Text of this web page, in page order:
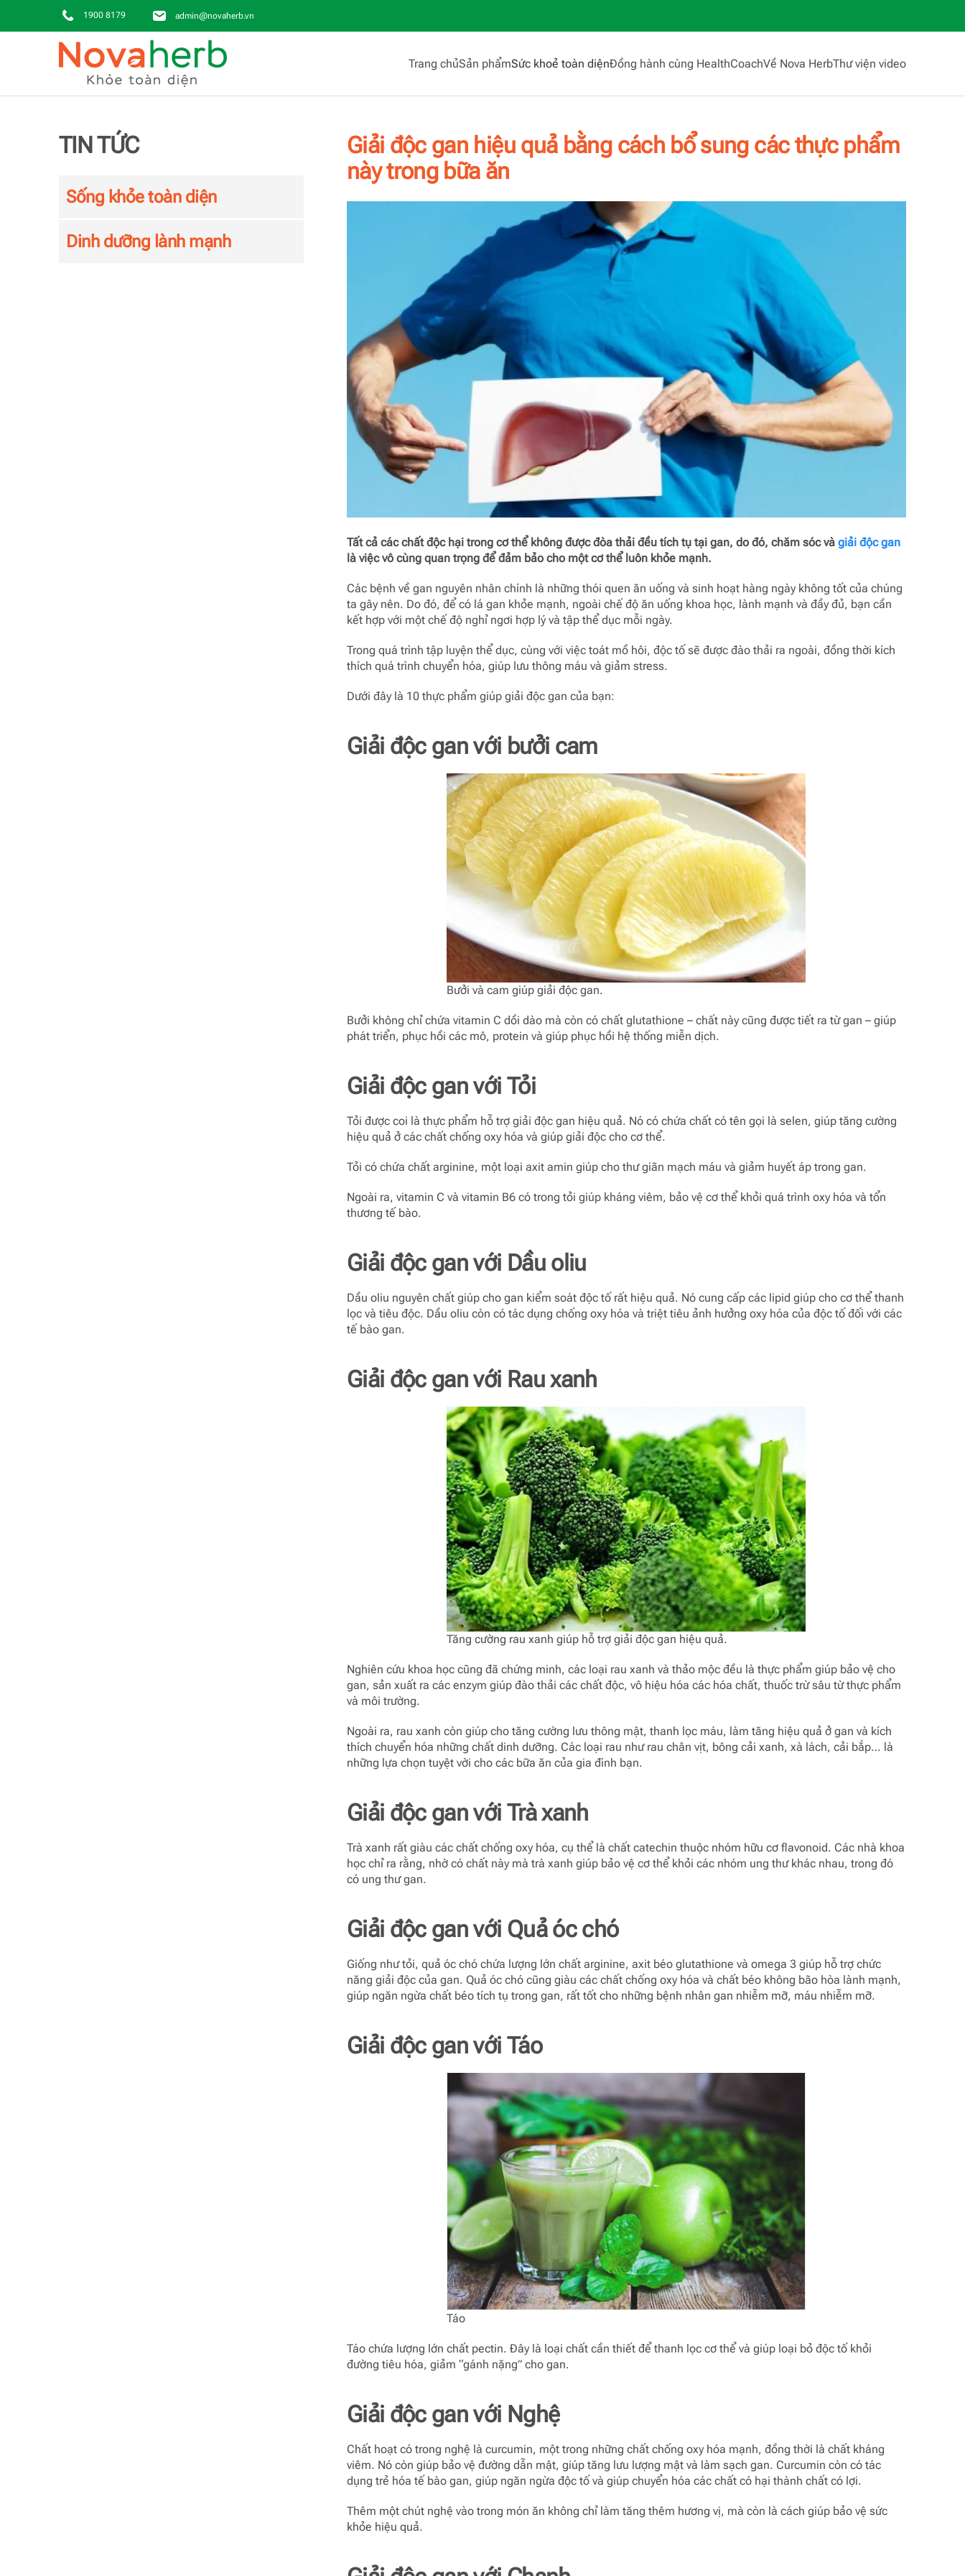
Skip to main content
1900 8179 admin@novaherb.vn
Trang chủSản phẩmSức khoẻ toàn diệnĐồng hành cùng HealthCoachVề Nova HerbThư viện video
TIN TỨC
Sống khỏe toàn diện
Dinh dưỡng lành mạnh
Giải độc gan hiệu quả bằng cách bổ sung các thực phẩm
này trong bữa ăn
Tất cả các chất độc hại trong cơ thể không được đòa thải đều tích tụ tại gan, do đó, chăm sóc và giải độc gan
là việc vô cùng quan trọng để đảm bảo cho một cơ thể luôn khỏe mạnh.
Các bệnh về gan nguyên nhân chính là những thói quen ăn uống và sinh hoạt hàng ngày không tốt của chúng
ta gây nên. Do đó, để có lá gan khỏe mạnh, ngoài chế độ ăn uống khoa học, lành mạnh và đầy đủ, bạn cần
kết hợp với một chế độ nghỉ ngơi hợp lý và tập thể dục mỗi ngày.
Trong quá trình tập luyện thể dục, cùng với việc toát mồ hôi, độc tố sẽ được đào thải ra ngoài, đồng thời kích
thích quá trình chuyển hóa, giúp lưu thông máu và giảm stress.​
Dưới đây là 10 thực phẩm giúp giải độc gan của bạn:
Giải độc gan với bưởi cam
Bưởi và cam giúp giải độc gan.
Bưởi không chỉ chứa vitamin C dồi dào mà còn có chất glutathione – chất này cũng được tiết ra từ gan – giúp
phát triển, phục hồi các mô, protein và giúp phục hồi hệ thống miễn dịch.
Giải độc gan với Tỏi
Tỏi được coi là thực phẩm hỗ trợ giải độc gan hiệu quả. Nó có chứa chất có tên gọi là selen, giúp tăng cường
hiệu quả ở các chất chống oxy hóa và giúp giải độc cho cơ thể.
Tỏi có chứa chất arginine, một loại axit amin giúp cho thư giãn mạch máu và giảm huyết áp trong gan.
Ngoài ra, vitamin C và vitamin B6 có trong tỏi giúp kháng viêm, bảo vệ cơ thể khỏi quá trình oxy hóa và tổn
thương tế bào.
Giải độc gan với Dầu oliu
Dầu oliu nguyên chất giúp cho gan kiểm soát độc tố rất hiệu quả. Nó cung cấp các lipid giúp cho cơ thể thanh
lọc và tiêu độc. Dầu oliu còn có tác dụng chống oxy hóa và triệt tiêu ảnh hưởng oxy hóa của độc tố đối với các
tế bào gan.
Giải độc gan với Rau xanh
Tăng cường rau xanh giúp hỗ trợ giải độc gan hiệu quả.
Nghiên cứu khoa học cũng đã chứng minh, các loại rau xanh và thảo mộc đều là thực phẩm giúp bảo vệ cho
gan, sản xuất ra các enzym giúp đào thải các chất độc, vô hiệu hóa các hóa chất, thuốc trừ sâu từ thực phẩm
và môi trường.
Ngoài ra, rau xanh còn giúp cho tăng cường lưu thông mật, thanh lọc máu, làm tăng hiệu quả ở gan và kích
thích chuyển hóa những chất dinh dưỡng. Các loại rau như rau chân vịt, bông cải xanh, xà lách, cải bắp… là
những lựa chọn tuyệt vời cho các bữa ăn của gia đình bạn.
Giải độc gan với Trà xanh
Trà xanh rất giàu các chất chống oxy hóa, cụ thể là chất catechin thuộc nhóm hữu cơ flavonoid. Các nhà khoa
học chỉ ra rằng, nhờ có chất này mà trà xanh giúp bảo vệ cơ thể khỏi các nhóm ung thư khác nhau, trong đó
có ung thư gan.
Giải độc gan với Quả óc chó
Giống như tỏi, quả óc chó chứa lượng lớn chất arginine, axit béo glutathione và omega 3 giúp hỗ trợ chức
năng giải độc của gan. Quả óc chó cũng giàu các chất chống oxy hóa và chất béo không bão hòa lành mạnh,
giúp ngăn ngừa chất béo tích tụ trong gan, rất tốt cho những bệnh nhân gan nhiễm mỡ, máu nhiễm mỡ.
Giải độc gan với Táo
Táo
Táo chứa lượng lớn chất pectin. Đây là loại chất cần thiết để thanh lọc cơ thể và giúp loại bỏ độc tố khỏi
đường tiêu hóa, giảm “gánh nặng” cho gan.
Giải độc gan với Nghệ
Chất hoạt có trong nghệ là curcumin, một trong những chất chống oxy hóa mạnh, đồng thời là chất kháng
viêm. Nó còn giúp bảo vệ đường dẫn mật, giúp tăng lưu lượng mật và làm sạch gan. Curcumin còn có tác
dụng trẻ hóa tế bào gan, giúp ngăn ngừa độc tố và giúp chuyển hóa các chất có hại thành chất có lợi.
Thêm một chút nghệ vào trong món ăn không chỉ làm tăng thêm hương vị, mà còn là cách giúp bảo vệ sức
khỏe hiệu quả.